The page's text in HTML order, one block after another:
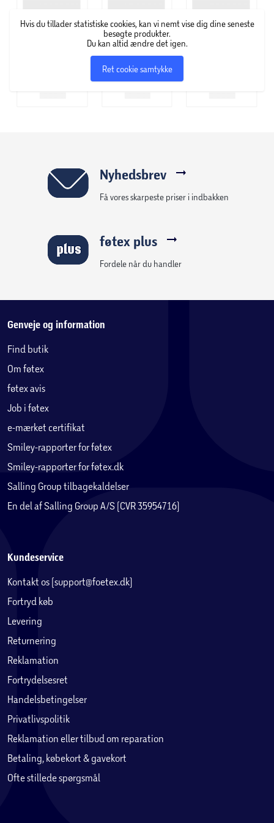
Hvis du tillader statistiske cookies, kan vi nemt vise dig dine seneste
besøgte produkter.
Du kan altid ændre det igen.
Ret cookie samtykke
Nyhedsbrev
Få vores skarpeste priser i indbakken
føtex plus
Fordele når du handler
Genveje og information
Find butik
Om føtex
føtex avis
Job i føtex
e-mærket certifikat
Smiley-rapporter for føtex
Smiley-rapporter for føtex.dk
Salling Group tilbagekaldelser
En del af Salling Group A/S (CVR 35954716)
Kundeservice
Kontakt os (support@foetex.dk)
Fortryd køb
Levering
Returnering
Reklamation
Fortrydelsesret
Handelsbetingelser
Privatlivspolitik
Reklamation eller tilbud om reparation
Betaling, købekort & gavekort
Ofte stillede spørgsmål